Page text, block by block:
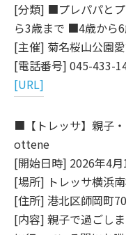
[分類] ■プレパパと
ら3歳まで ■4歳から
[主催] 菊名桜山公園
[電話番号] 045-433-
[URL]
■【トレッサ】親子
ottene
[開始日時] 2026年4
[場所] トレッサ横浜
[住所] 港北区師岡町
[内容] 親子で過ごし